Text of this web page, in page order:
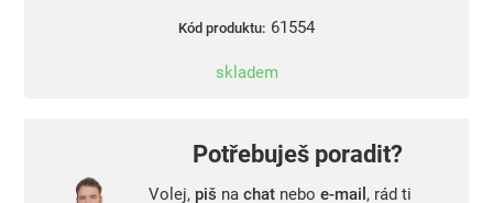
Kód produktu: 61554
skladem
Potřebuješ poradit?
Volej, piš na chatnebo e-mail , rád ti